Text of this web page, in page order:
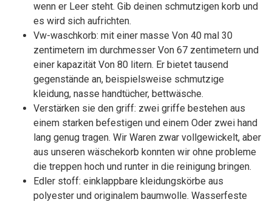
wenn er Leer steht. Gib deinen schmutzigen korb und
es wird sich aufrichten.
Vw-waschkorb: mit einer masse Von 40 mal 30
zentimetern im durchmesser Von 67 zentimetern und
einer kapazität Von 80 litern. Er bietet tausend
gegenstände an, beispielsweise schmutzige
kleidung, nasse handtücher, bettwäsche.
Verstärken sie den griff: zwei griffe bestehen aus
einem starken befestigen und einem Oder zwei hand
lang genug tragen. Wir Waren zwar vollgewickelt, aber
aus unseren wäschekorb konnten wir ohne probleme
die treppen hoch und runter in die reinigung bringen.
Edler stoff: einklappbare kleidungskörbe aus
polyester und originalem baumwolle. Wasserfeste